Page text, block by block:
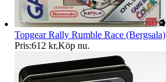
Topgear Rally Rumble Race (Bergsala)
Pris:612 kr,Köp nu.